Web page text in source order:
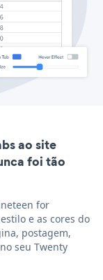
ao site
foi tão
for
e as cores do
postagem,
seu Twenty